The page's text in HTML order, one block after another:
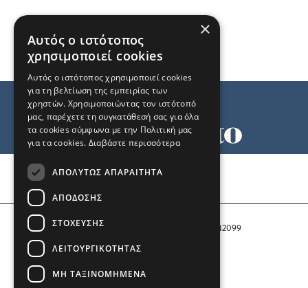
Αριθμός Πιστοποίησης Μ.Η.Τ. 242099
COPYRIGHT © 2026 Το Μανιφέστο
×
Αυτός ο ιστότοπος
χρησιμοποιεί cookies
Αυτός ο ιστότοπος χρησιμοποιεί cookies
για τη βελτίωση της εμπειρίας των
χρηστών. Χρησιμοποιώντας τον ιστότοπό
μας, παρέχετε τη συγκατάθεσή σας για όλα
τα cookies σύμφωνα με την Πολιτική μας
για τα cookies. Διαβάστε περισσότερα
ΑΠΟΛΎΤΩΣ ΑΠΑΡΑΊΤΗΤΑ
ΑΠΌΔΟΣΗΣ
ΣΤΌΧΕΥΣΗΣ
ΛΕΙΤΟΥΡΓΙΚΌΤΗΤΑΣ
ΜΗ ΤΑΞΙΝΟΜΗΜΈΝΑ